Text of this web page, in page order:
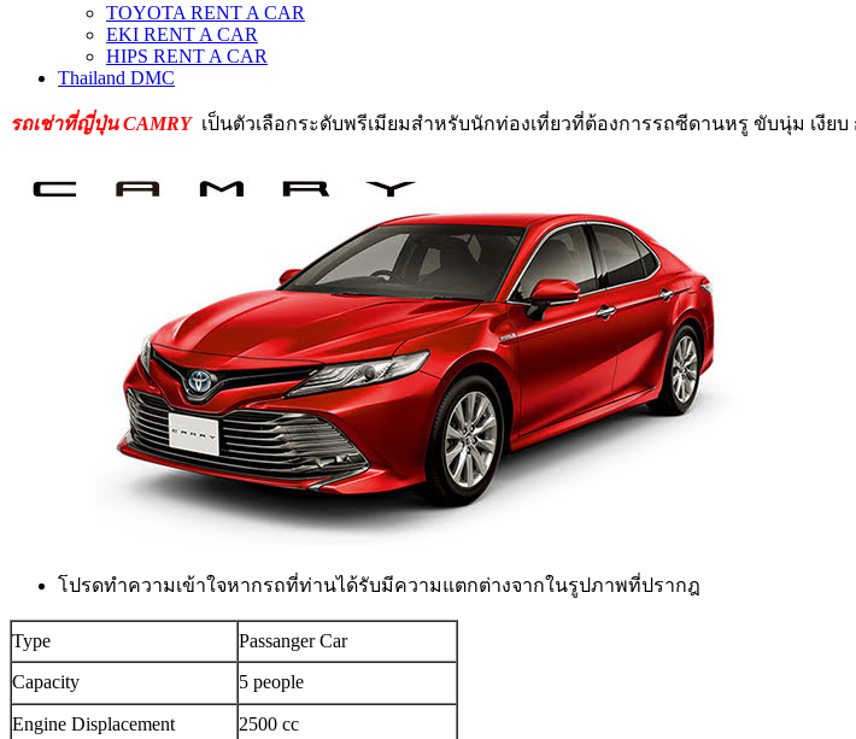
TOYOTA RENT A CAR
EKI RENT A CAR
HIPS RENT A CAR
Thailand DMC
รถเช่าที่ญี่ปุ่น CAMRY เป็นตัวเลือกระดับพรีเมียมสำหรับนักท่องเที่ยวที่ต้องการรถซีดานหรู ขับนุ่ม เงี
โปรดทำความเข้าใจหากรถที่ท่านได้รับมีความแตกต่างจากในรูปภาพที่ปรากฎ
Type
Passanger Car
Capacity
5 people
Engine Displacement 2500 cc